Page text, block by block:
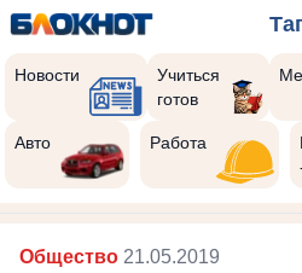
Новости
Учиться
готов
Авто Работа
Общество 21.05.2019